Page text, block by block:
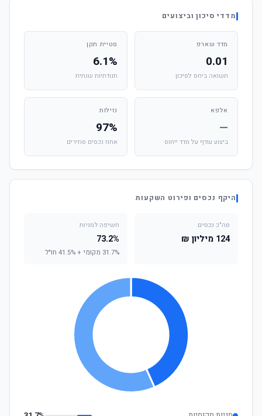
מדדי סיכון וביצועים
מדד שארפ
0.01
תשואה ביחס לסיכון
סטיית תקן
6.1%
תנודתיות שנתית
אלפא
—
ביצוע עודף על מדד ייחוס
נזילות
97%
אחוז נכסים סחירים
היקף נכסים ופירוט השקעות
סה"כ נכסים
124 מיליון ₪
חשיפה למניות
73.2%
31.7% מקומי + 41.5% חו"ל